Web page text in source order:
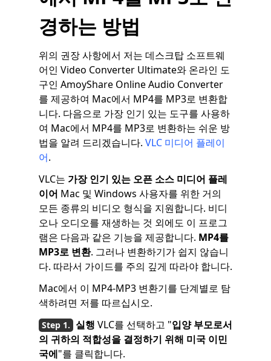
경하는 방법
위의 권장 사항에서 저는 데스크탑 소프트웨
어인 Video Converter Ultimate와 온라인 도
구인 AmoyShare Online Audio Converter
를 제공하여 Mac에서 MP4를 MP3로 변환합
니다. 다음으로 가장 인기 있는 도구를 사용하
여 Mac에서 MP4를 MP3로 변환하는 쉬운 방
법을 알려 드리겠습니다. VLC 미디어 플레이
어.
VLC는 가장 인기 있는 오픈 소스 미디어 플레
이어 Mac 및 Windows 사용자를 위한 거의
모든 종류의 비디오 형식을 지원합니다. 비디
오나 오디오를 재생하는 것 외에도 이 프로그
램은 다음과 같은 기능을 제공합니다. MP4를
MP3로 변환. 그러나 변환하기가 쉽지 않습니
다. 따라서 가이드를 주의 깊게 따라야 합니다.
Mac에서 이 MP4-MP3 변환기를 단계별로 탐
색하려면 저를 따르십시오.
실행 VLC를 선택하고 "입양 부모로서
의 귀하의 적합성을 결정하기 위해 미국 이민
국에"를 클릭합니다.